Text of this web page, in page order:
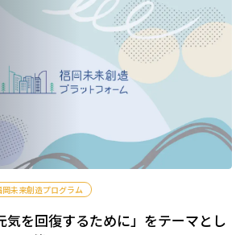
岡未来創造プログラム
を回復するために」をテーマとし